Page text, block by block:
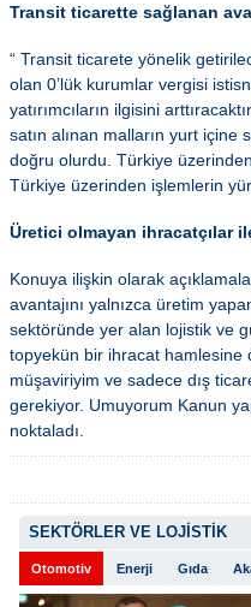
Transit ticarette sağlanan
“ Transit ticarete yönelik
olan 0’lük kurumlar vergisi
yatırımcıların ilgisini
satın alınan malların yurt içine
doğru olurdu. Türkiye
Türkiye üzerinden işlemlerin
Üretici olmayan ihracatçılar
Konuya ilişkin olarak
avantajını yalnızca üretim
sektöründe yer alan lojistik ve
topyekün bir ihracat hamlesine
müşaviriyim ve sadece dış
gerekiyor. Umuyorum Kanun
noktaladı.
SEKTÖRLER VE LOJİSTİK
Otomotiv Enerji Gıda